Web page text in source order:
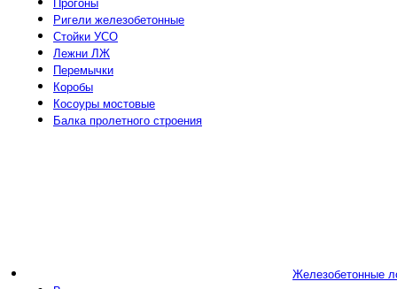
Ригели железобетонные
Стойки УСО
Лежни ЛЖ
Перемычки
Коробы
Косоуры мостовые
Балка пролетного строения
Железобетонные